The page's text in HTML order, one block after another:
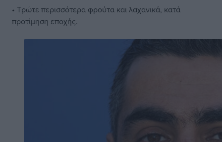
• Τρώτε περισσότερα φρούτα και λαχανικά, κατά
προτίμηση εποχής.